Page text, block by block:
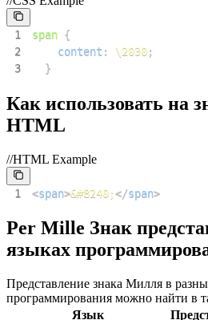
1 span {
2
content : \2030;
3
}
Как использовать на
HTML
//HTML Example
1 <span>&#8240;</span>
Per Mille Знак
языках
Представление знака Милля в
программирования можно найти в
Язык